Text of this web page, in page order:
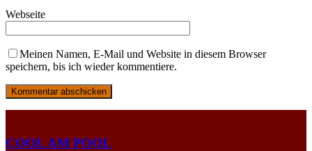
Webseite
Meinen Namen, E-Mail und Website in diesem Browser
speichern, bis ich wieder kommentiere.
COOL AM POOL